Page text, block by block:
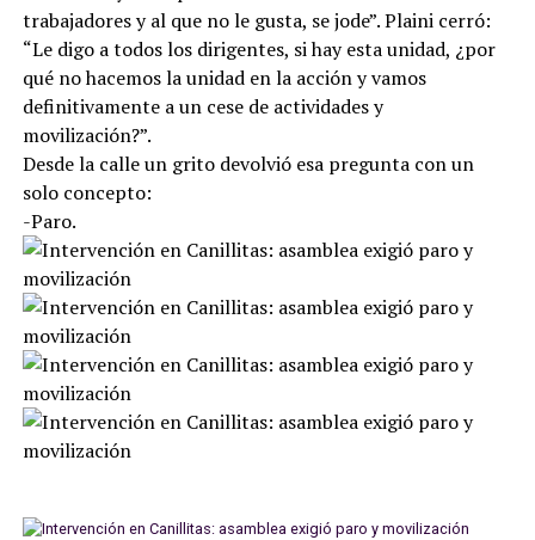
trabajadores y al que no le gusta, se jode”. Plaini cerró:
“Le digo a todos los dirigentes, si hay esta unidad, ¿por
qué no hacemos la unidad en la acción y vamos
definitivamente a un cese de actividades y
movilización?”.
Desde la calle un grito devolvió esa pregunta con un
solo concepto:
-Paro.